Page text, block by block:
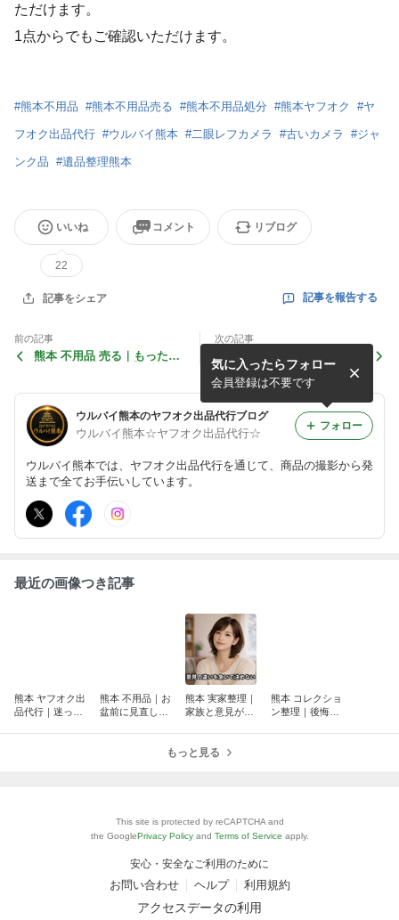
ただけます。
1点からでもご確認いただけます。
#熊本不用品 #熊本不用品売る #熊本不用品処分 #熊本ヤフオク #ヤ
フオク出品代行 #ウルバイ熊本 #二眼レフカメラ #古いカメラ #ジャ
ンク品 #遺品整理熊本
いいね
22
コメント リブログ
記事をシェア 記事を報告する
前の記事
熊本 不用品 売る｜もったい
次の記事
熊本 不用品 売る｜売るか残
すか迷った時の判断基準【ウ
ルバイ熊本｜ヤフオク出品代
行】
ウルバイ熊本のヤフオク出品代行ブログ
ウルバイ熊本☆ヤフオク出品代行☆
ウルバイ熊本では、ヤフオク出品代行を通じて、商品の撮影から発
送まで全てお手伝いしています。
気に入ったらフォロー
会員登録は不要です
フォロー
最近の画像つき記事
熊本 ヤフオク出
品代行｜迷った
熊本 不用品｜お
盆前に見直した
熊本 実家整理｜
家族と意見が合
本｜ヤフオク出
熊本 コレクショ
ン整理｜後悔し
もっと見る
This site is protected by reCAPTCHA and
the GooglePrivacy Policy and Terms of Service apply.
安心・安全なご利用のために
お問い合わせ ヘルプ 利用規約
アクセスデータの利用